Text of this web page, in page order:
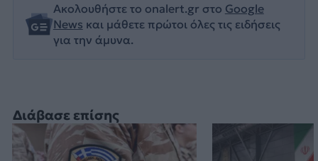
Διάβασε επίσης
Ακολουθήστε το onalert.gr στο Google
News και μάθετε πρώτοι όλες τις ειδήσεις
για την άμυνα.